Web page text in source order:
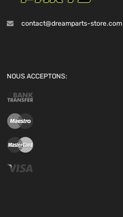
contact@dreamparts-store.com
NOUS ACCEPTONS: